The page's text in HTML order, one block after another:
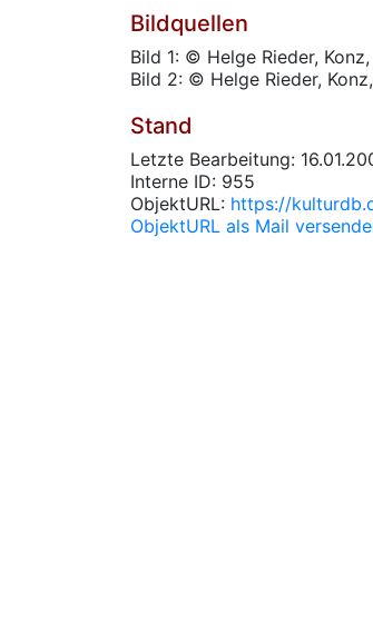
Bildquellen
Bild 1: © Helge Rieder,
Bild 2: © Helge Rieder,
Stand
Letzte Bearbeitung:
Interne ID: 955
ObjektURL: https://
ObjektURL als Mail